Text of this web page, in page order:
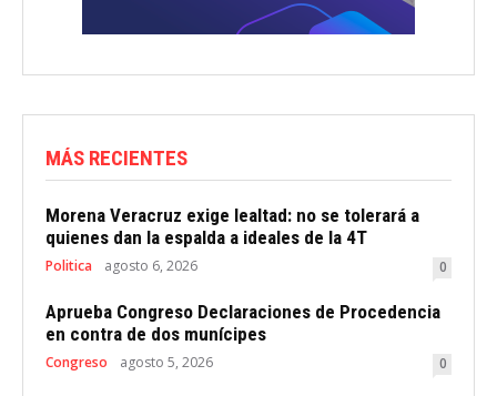
MÁS RECIENTES
Morena Veracruz exige lealtad: no se tolerará a
quienes dan la espalda a ideales de la 4T
Politica agosto 6, 2026 0
Aprueba Congreso Declaraciones de Procedencia
en contra de dos munícipes
Congreso agosto 5, 2026 0